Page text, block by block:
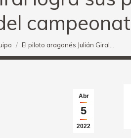
El piloto aragonés Julián Giral…
Abr
5
2022